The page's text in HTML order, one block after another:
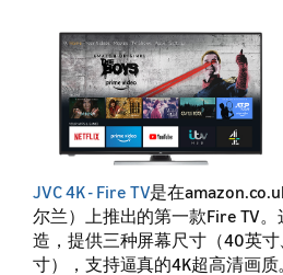
JVC 4K - Fire TV是在
尔兰）上推出的第一款Fire TV
造，提供三种屏幕尺寸（40英
寸），支持逼真的4K超高清画